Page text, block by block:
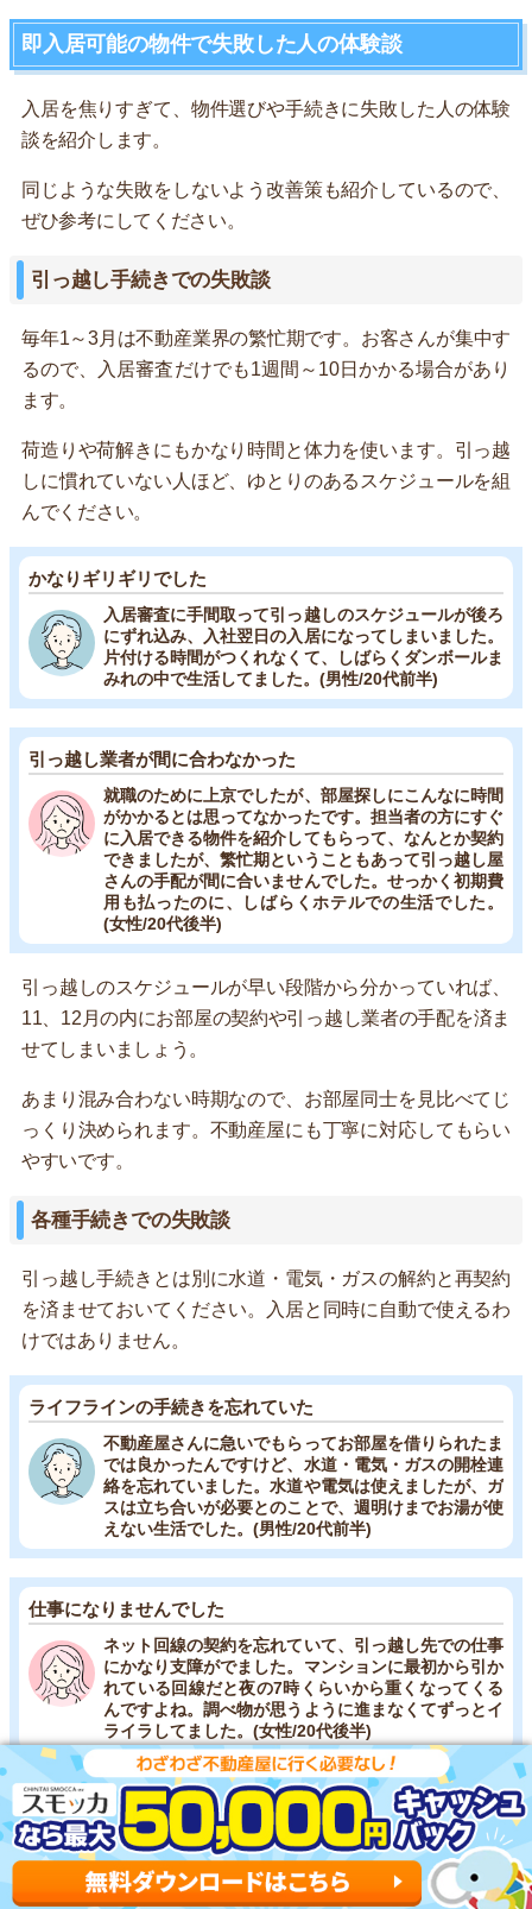
即入居可能の物件で失敗した人の体験談
入居を焦りすぎて、物件選びや手続きに失敗した人の体験
談を紹介します。
同じような失敗をしないよう改善策も紹介しているので、
ぜひ参考にしてください。
引っ越し手続きでの失敗談
毎年1～3月は不動産業界の繁忙期です。お客さんが集中す
るので、入居審査だけでも1週間～10日かかる場合があり
ます。
荷造りや荷解きにもかなり時間と体力を使います。引っ越
しに慣れていない人ほど、ゆとりのあるスケジュールを組
んでください。
かなりギリギリでした
入居審査に手間取って引っ越しのスケジュールが後ろ
にずれ込み、入社翌日の入居になってしまいました。
片付ける時間がつくれなくて、しばらくダンボールま
みれの中で生活してました。(男性/20代前半)
引っ越し業者が間に合わなかった
就職のために上京でしたが、部屋探しにこんなに時間
がかかるとは思ってなかったです。担当者の方にすぐ
に入居できる物件を紹介してもらって、なんとか契約
できましたが、繁忙期ということもあって引っ越し屋
さんの手配が間に合いませんでした。せっかく初期費
用も払ったのに、しばらくホテルでの生活でした。
(女性/20代後半)
引っ越しのスケジュールが早い段階から分かっていれば、
11、12月の内にお部屋の契約や引っ越し業者の手配を済ま
せてしまいましょう。
あまり混み合わない時期なので、お部屋同士を見比べてじ
っくり決められます。不動産屋にも丁寧に対応してもらい
やすいです。
各種手続きでの失敗談
引っ越し手続きとは別に水道・電気・ガスの解約と再契約
を済ませておいてください。入居と同時に自動で使えるわ
けではありません。
ライフラインの手続きを忘れていた
不動産屋さんに急いでもらってお部屋を借りられたま
では良かったんですけど、水道・電気・ガスの開栓連
絡を忘れていました。水道や電気は使えましたが、ガ
スは立ち合いが必要とのことで、週明けまでお湯が使
えない生活でした。(男性/20代前半)
仕事になりませんでした
ネット回線の契約を忘れていて、引っ越し先での仕事
にかなり支障がでました。マンションに最初から引か
れている回線だと夜の7時くらいから重くなってくる
んですよね。調べ物が思うように進まなくてずっとイ
ライラしてました。(女性/20代後半)
水道・電気・ガス・インターネット回線などの申し込み
は、お部屋を借りる契約が完了してからおこないます。
申し込みの不備やトラブルがあっても入居に間に合うよう